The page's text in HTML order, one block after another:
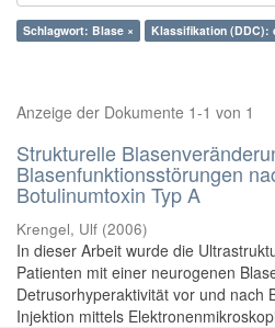
Schlagwort: Blase × Klassifikation (DDC):
Anzeige der Dokumente 1-1 von 1
Strukturelle
Blasenfunktionsstörungen
Botulinumtoxin Typ A
Krengel, Ulf (2006)
In dieser Arbeit wurde die
Patienten mit einer neurogenen
Detrusorhyperaktivität vor und nach
Injektion mittels